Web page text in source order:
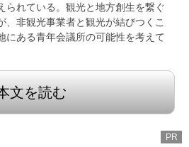
られている。観光と地方創生を繋ぐ
、非観光事業者と観光が結びつくこ
にある青年会議所の可能性を考えて
文を読む
PR